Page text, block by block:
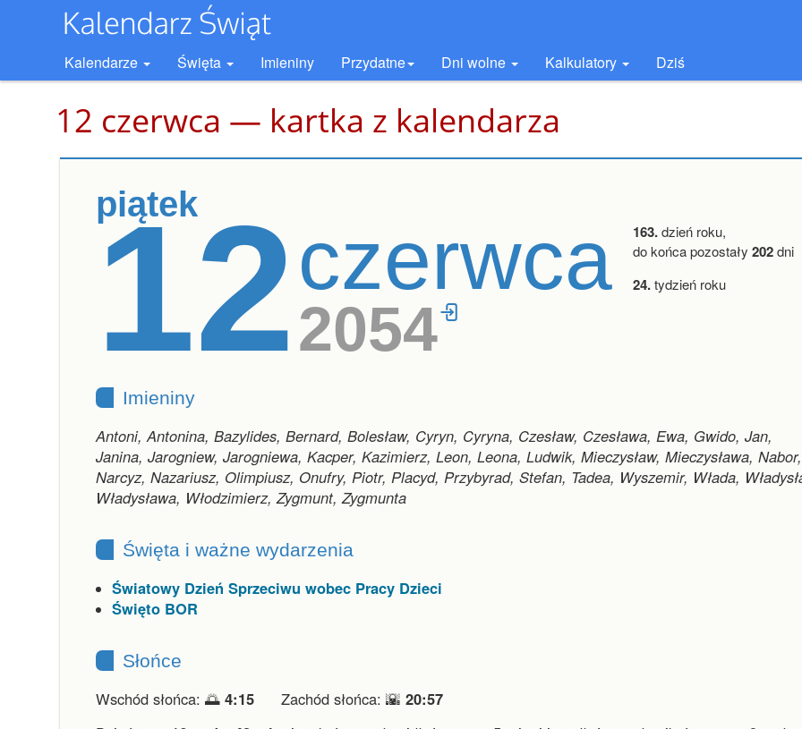
Kalendarze Święta Imieniny Przydatne Dni wolne Kalkulatory Dziś
12 czerwca — kartka z kalendarza
piątek
12czerwca
2054
163.dzień roku,
do końca pozostały 202dni
24.tydzień roku
Imieniny
Antoni, Antonina, Bazylides, Bernard, Bolesław, Cyryn, Cyryna, Czesław, Czesława, Ewa, Gwido, Jan,
Janina, Jarogniew, Jarogniewa, Kacper, Kazimierz, Leon, Leona, Ludwik, Mieczysław, Mieczysława, Nabor,
Narcyz, Nazariusz, Olimpiusz, Onufry, Piotr, Placyd, Przybyrad, Stefan, Tadea, Wyszemir, Włada,
Władysława, Włodzimierz, Zygmunt, Zygmunta
Święta i ważne wydarzenia
Światowy Dzień Sprzeciwu wobec Pracy Dzieci
Święto BOR
Słońce
Wschód słońca: 🌅 4:15 Zachód słońca: 🌇 20:57